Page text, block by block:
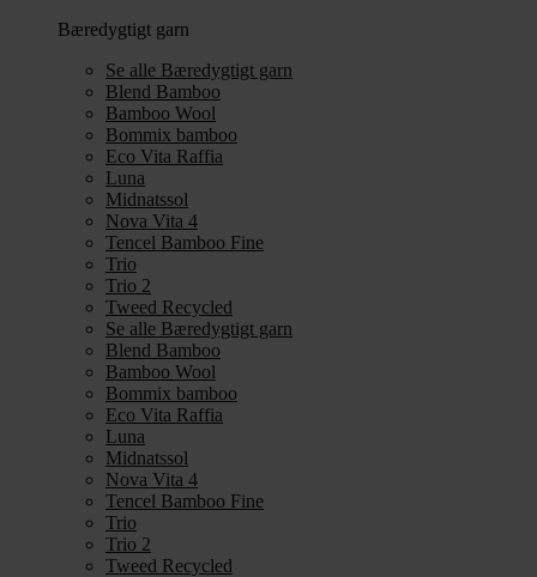
Bæredygtigt garn
Se alle Bæredygtigt garn
Blend Bamboo
Bamboo Wool
Bommix bamboo
Eco Vita Raffia
Luna
Midnatssol
Nova Vita 4
Tencel Bamboo Fine
Trio
Trio 2
Tweed Recycled
Se alle Bæredygtigt garn
Blend Bamboo
Bamboo Wool
Bommix bamboo
Eco Vita Raffia
Luna
Midnatssol
Nova Vita 4
Tencel Bamboo Fine
Trio
Trio 2
Tweed Recycled